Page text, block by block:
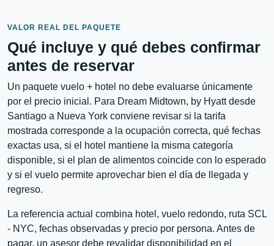
VALOR REAL DEL PAQUETE
Qué incluye y qué debes confirmar
antes de reservar
Un paquete vuelo + hotel no debe evaluarse únicamente
por el precio inicial. Para Dream Midtown, by Hyatt desde
Santiago a Nueva York conviene revisar si la tarifa
mostrada corresponde a la ocupación correcta, qué fechas
exactas usa, si el hotel mantiene la misma categoría
disponible, si el plan de alimentos coincide con lo esperado
y si el vuelo permite aprovechar bien el día de llegada y
regreso.
La referencia actual combina hotel, vuelo redondo, ruta SCL
- NYC, fechas observadas y precio por persona. Antes de
pagar, un asesor debe revalidar disponibilidad en el